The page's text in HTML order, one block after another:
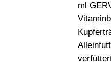
ml